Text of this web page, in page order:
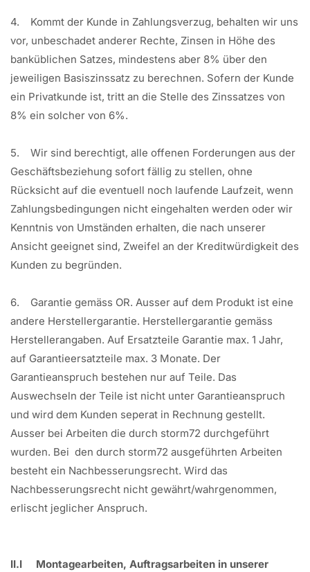
4. Kommt der Kunde in Zahlungsverzug, behalten wir uns
vor, unbeschadet anderer Rechte, Zinsen in Höhe des
banküblichen Satzes, mindestens aber 8% über den
jeweiligen Basiszinssatz zu berechnen. Sofern der Kunde
ein Privatkunde ist, tritt an die Stelle des Zinssatzes von
8% ein solcher von 6%.
5. Wir sind berechtigt, alle offenen Forderungen aus der
Geschäftsbeziehung sofort fällig zu stellen, ohne
Rücksicht auf die eventuell noch laufende Laufzeit, wenn
Zahlungsbedingungen nicht eingehalten werden oder wir
Kenntnis von Umständen erhalten, die nach unserer
Ansicht geeignet sind, Zweifel an der Kreditwürdigkeit des
Kunden zu begründen.
6. Garantie gemäss OR. Ausser auf dem Produkt ist eine
andere Herstellergarantie. Herstellergarantie gemäss
Herstellerangaben. Auf Ersatzteile Garantie max. 1 Jahr,
auf Garantieersatzteile max. 3 Monate. Der
Garantieanspruch bestehen nur auf Teile. Das
Auswechseln der Teile ist nicht unter Garantieanspruch
und wird dem Kunden seperat in Rechnung gestellt.
Ausser bei Arbeiten die durch storm72 durchgeführt
wurden. Bei den durch storm72 ausgeführten Arbeiten
besteht ein Nachbesserungsrecht. Wird das
Nachbesserungsrecht nicht gewährt/wahrgenommen,
erlischt jeglicher Anspruch.
II.I Montagearbeiten, Auftragsarbeiten in unserer